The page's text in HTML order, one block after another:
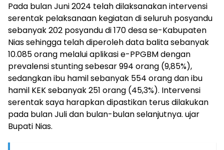
Pada bulan Juni 2024 telah dilaksanakan intervensi
serentak pelaksanaan kegiatan di seluruh posyandu
sebanyak 202 posyandu di 170 desa se-Kabupaten
Nias sehingga telah diperoleh data balita sebanyak
10.085 orang melalui aplikasi e-PPGBM dengan
prevalensi stunting sebesar 994 orang (9,85%),
sedangkan ibu hamil sebanyak 554 orang dan ibu
hamil KEK sebanyak 251 orang (45,3%). Intervensi
serentak saya harapkan dipastikan terus dilakukan
pada bulan Juli dan bulan-bulan selanjutnya. ujar
Bupati Nias.